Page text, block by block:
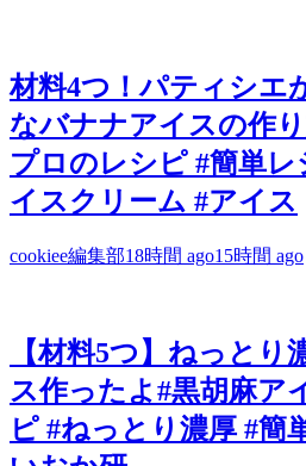
材料4つ！パティシエ
なバナナアイスの作
プロのレシピ #簡単
イスクリーム #アイス
cookiee編集部18時間 ago15時間 ago
【材料5つ】ねっとり
ス作ったよ#黒胡麻ア
ピ #ねっとり濃厚 #簡